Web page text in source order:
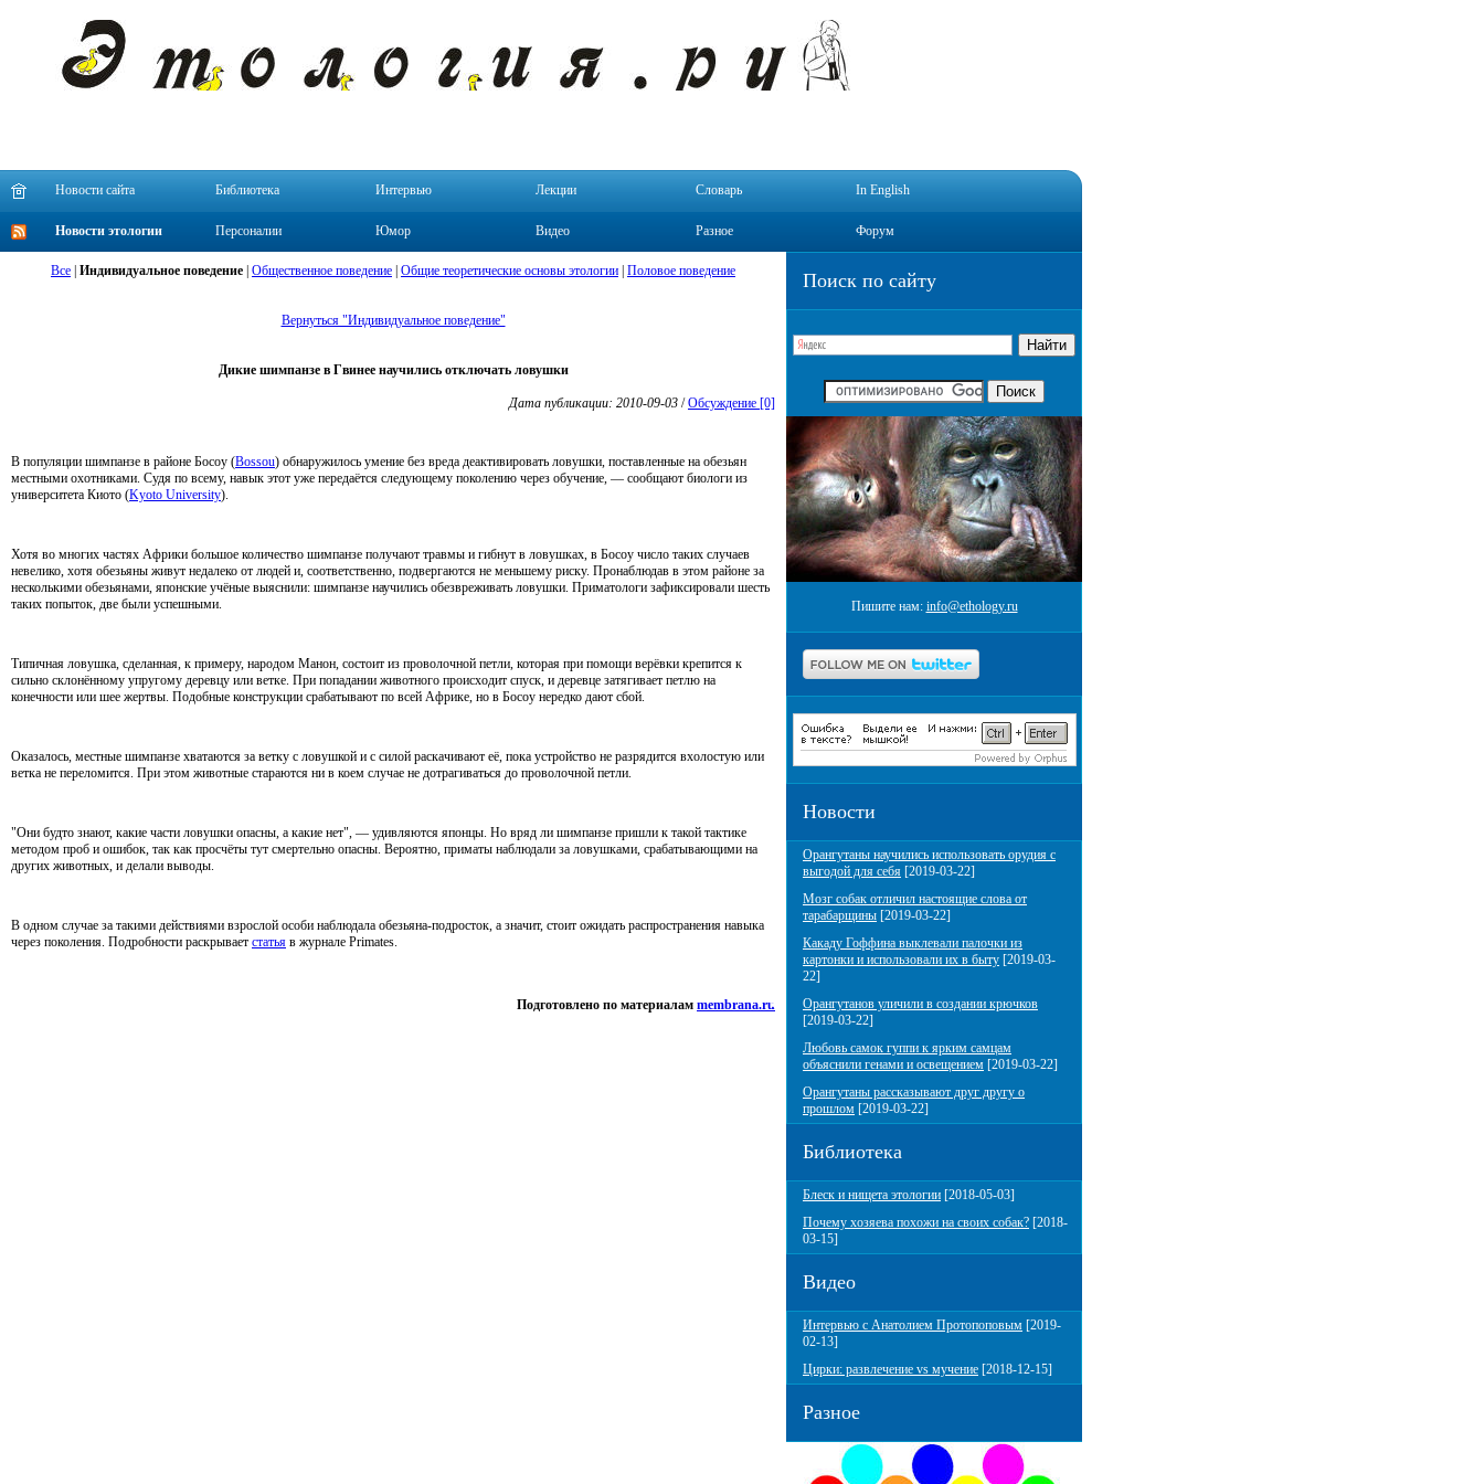
Новости сайта Библиотека Интервью Лекции Словарь In English
Новости этологии Персоналии Юмор Видео Разное Форум
Поиск по сайту
Пишите нам: info@ethology.ru
Новости
Орангутаны научились использовать орудия с
выгодой для себя [2019-03-22]
Мозг собак отличил настоящие слова от
тарабарщины [2019-03-22]
Какаду Гоффина выклевали палочки из
картонки и использовали их в быту [2019-03-
22]
Орангутанов уличили в создании крючков
[2019-03-22]
Любовь самок гуппи к ярким самцам
объяснили генами и освещением [2019-03-22]
Орангутаны рассказывают друг другу о
прошлом [2019-03-22]
Библиотека
Блеск и нищета этологии [2018-05-03]
Почему хозяева похожи на своих собак? [2018-
03-15]
Видео
Интервью с Анатолием Протопоповым [2019-
02-13]
Цирки: развлечение vs мучение [2018-12-15]
Разное
Все Индивидуальное поведение Общественное поведение Общие теоретические основы этологии Половое поведение
Вернуться "Индивидуальное поведение"
Дикие шимпанзе в Гвинее научились отключать ловушки
Дата публикации: 2010-09-03 /Обсуждение [0]
В популяции шимпанзе в районе Босоу (Bossou) обнаружилось умение без вреда деактивировать ловушки, поставленные на обезьян
местными охотниками. Судя по всему, навык этот уже передаётся следующему поколению через обучение, — сообщают биологи из
университета Киото (Kyoto University).
Хотя во многих частях Африки большое количество шимпанзе получают травмы и гибнут в ловушках, в Босоу число таких случаев
невелико, хотя обезьяны живут недалеко от людей и, соответственно, подвергаются не меньшему риску. Пронаблюдав в этом районе за
несколькими обезьянами, японские учёные выяснили: шимпанзе научились обезвреживать ловушки. Приматологи зафиксировали шесть
таких попыток, две были успешными.
Типичная ловушка, сделанная, к примеру, народом Манон, состоит из проволочной петли, которая при помощи верёвки крепится к
сильно склонённому упругому деревцу или ветке. При попадании животного происходит спуск, и деревце затягивает петлю на
конечности или шее жертвы. Подобные конструкции срабатывают по всей Африке, но в Босоу нередко дают сбой.
Оказалось, местные шимпанзе хватаются за ветку с ловушкой и с силой раскачивают её, пока устройство не разрядится вхолостую или
ветка не переломится. При этом животные стараются ни в коем случае не дотрагиваться до проволочной петли.
"Они будто знают, какие части ловушки опасны, а какие нет", — удивляются японцы. Но вряд ли шимпанзе пришли к такой тактике
методом проб и ошибок, так как просчёты тут смертельно опасны. Вероятно, приматы наблюдали за ловушками, срабатывающими на
других животных, и делали выводы.
В одном случае за такими действиями взрослой особи наблюдала обезьяна-подросток, а значит, стоит ожидать распространения навыка
через поколения. Подробности раскрывает статья в журнале Primates.
Подготовлено по материалам membrana.ru